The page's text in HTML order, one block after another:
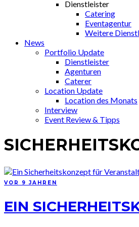
Dienstleister
Catering
Eventagentur
Weitere
News
Portfolio Update
Dienstleister
Agenturen
Caterer
Location Update
Location des Monats
Interview
Event Review & Tipps
VOR 9 JAHREN
EIN